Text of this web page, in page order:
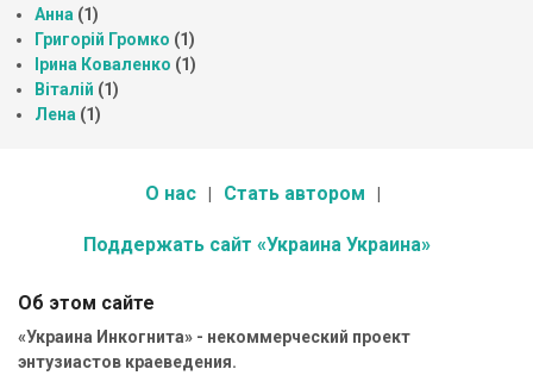
Анна (1)
Григорій Громко (1)
Ірина Коваленко (1)
Віталій (1)
Лена (1)
О нас Стать автором
Поддержать сайт «Украина Украина»
Об этом сайте
«Украина Инкогнита» - некоммерческий проект
энтузиастов краеведения.